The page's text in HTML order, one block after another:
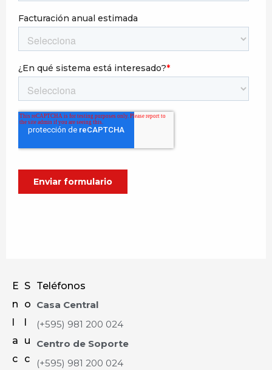
E
n
l
a
c
S
o
l
u
c
Teléfonos
Casa Central
(+595) 981 200 024
Centro de Soporte
(+595) 981 200 024